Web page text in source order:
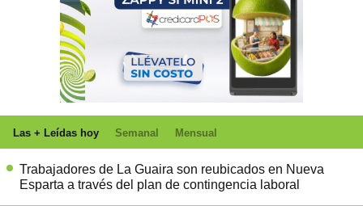
Las + Leídas hoy Semanal Mensual
Trabajadores de La Guaira son reubicados en Nueva
Esparta a través del plan de contingencia laboral